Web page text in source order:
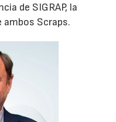
de SIGRAP, la
Scraps.